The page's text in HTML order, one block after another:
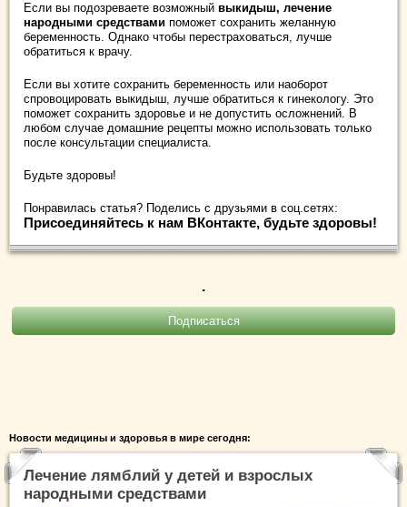
Если вы подозреваете возможный выкидыш, лечение
народными средствами поможет сохранить желанную
беременность. Однако чтобы перестраховаться, лучше
обратиться к врачу.
Если вы хотите сохранить беременность или наоборот
спровоцировать выкидыш, лучше обратиться к гинекологу. Это
поможет сохранить здоровье и не допустить осложнений. В
любом случае домашние рецепты можно использовать только
после консультации специалиста.
Будьте здоровы!
Понравилась статья? Поделись с друзьями в соц.сетях:
Присоединяйтесь к нам ВКонтакте, будьте здоровы!
.
Новости медицины и здоровья в мире сегодня:
Лечение лямблий у детей и взрослых
народными средствами